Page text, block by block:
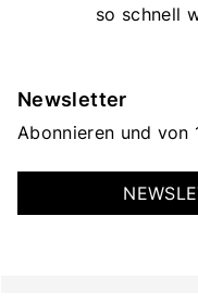
so schnell
Newsletter
Abonnieren und von